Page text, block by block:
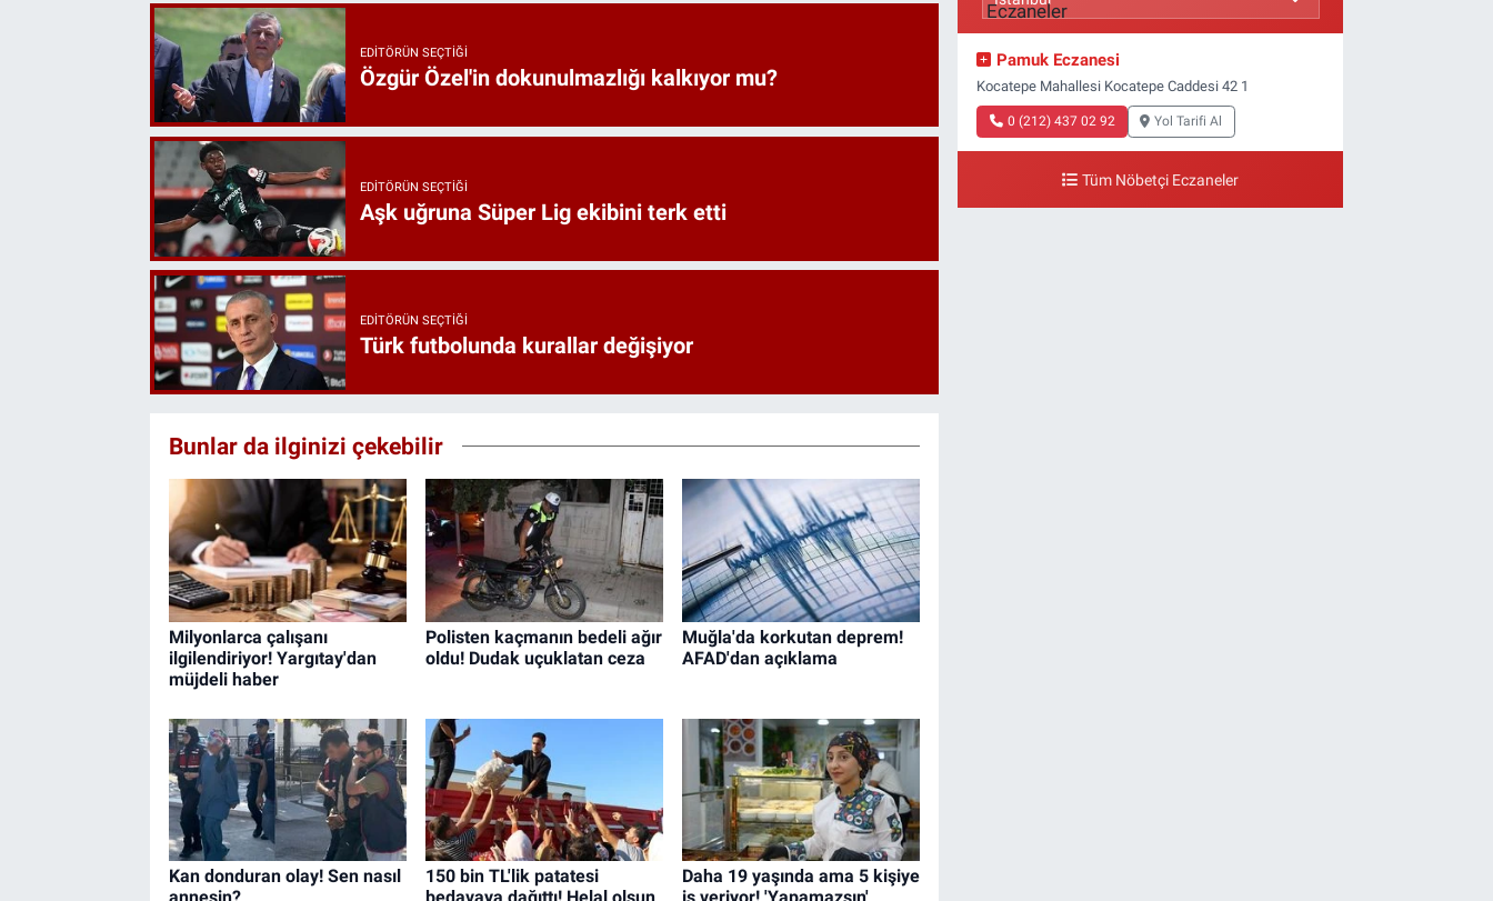
EDITÖRÜN SEÇTIĞI
Özgür Özel'in dokunulmazlığı kalkıyor mu?
EDITÖRÜN SEÇTIĞI
Aşk uğruna Süper Lig ekibini terk etti
EDITÖRÜN SEÇTIĞI
Türk futbolunda kurallar değişiyor
Bunlar da ilginizi çekebilir
Milyonlarca çalışanı
ilgilendiriyor! Yargıtay'dan
müjdeli haber
Polisten kaçmanın bedeli ağır
oldu! Dudak uçuklatan ceza
Muğla'da korkutan deprem!
AFAD'dan açıklama
Kan donduran olay! Sen nasıl
150 bin TL'lik patatesi
Daha 19 yaşında ama 5 kişiye
Pamuk Eczanesi
Kocatepe Mahallesi Kocatepe Caddesi 42 1
0 (212) 437 02 92 Yol Tarifi Al
Tüm Nöbetçi Eczaneler